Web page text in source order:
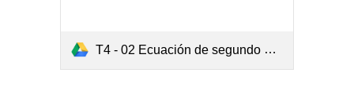
T4 - 02 Ecuación de segundo grado y gráfica.pdf